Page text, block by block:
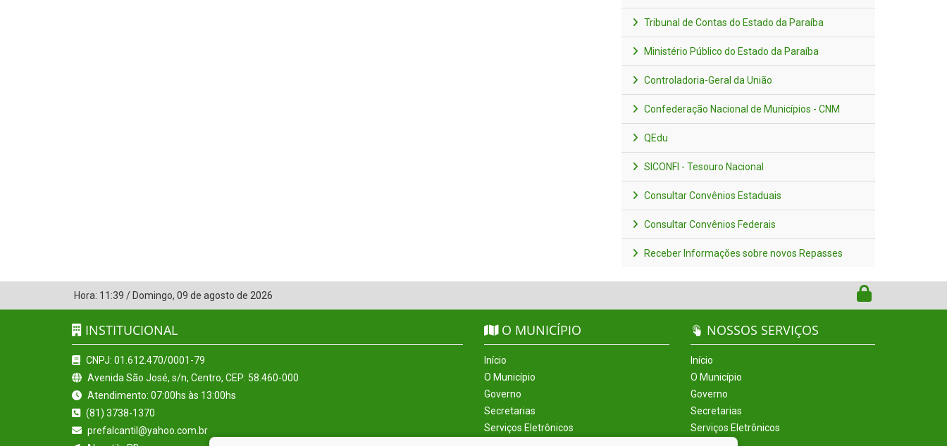
Tribunal de Contas do Estado da Paraíba
Ministério Público do Estado da Paraíba
Controladoria-Geral da União
Confederação Nacional de Municípios - CNM
QEdu
SICONFI - Tesouro Nacional
Consultar Convênios Estaduais
Consultar Convênios Federais
Receber Informações sobre novos Repasses
Hora: 11:39 / Domingo, 09 de agosto de 2026
INSTITUCIONAL
CNPJ: 01.612.470/0001-79
Avenida São José, s/n, Centro, CEP: 58.460-000
Atendimento: 07:00hs às 13:00hs
(81) 3738-1370
prefalcantil@yahoo.com.br
O MUNICÍPIO
Início
O Município
Governo
Secretarias
Serviços Eletrônicos
NOSSOS SERVIÇOS
Início
O Município
Governo
Secretarias
Serviços Eletrônicos